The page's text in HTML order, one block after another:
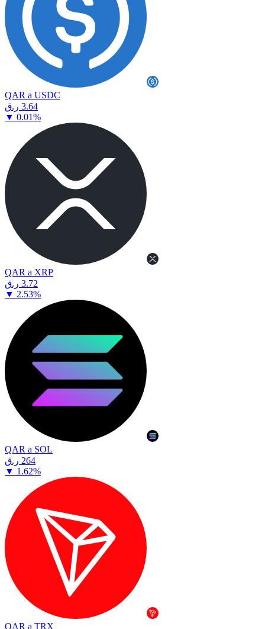
QAR a USDC
⁦ر.ق⁩ 3.64
▼ 0.01%
QAR a XRP
⁦ر.ق⁩ 3.72
▼ 2.53%
QAR a SOL
⁦ر.ق⁩ 264
▼ 1.62%
QAR a TRX